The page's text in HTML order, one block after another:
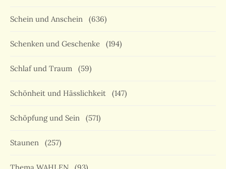
Schein und Anschein (636)
Schenken und Geschenke (194)
Schlaf und Traum (59)
Schönheit und Hässlichkeit (147)
Schöpfung und Sein (571)
Staunen (257)